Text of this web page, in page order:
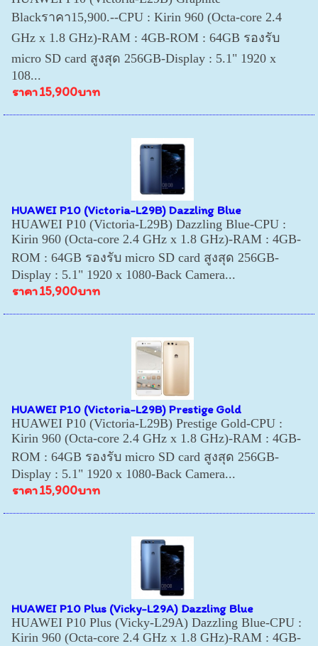
Blackราคา15,900.--CPU : Kirin 960 (Octa-core 2.4
GHz x 1.8 GHz)-RAM : 4GB-ROM : 64GB รองรับ
micro SD card สูงสุด 256GB-Display : 5.1" 1920 x
108...
ราคา15,900บาท
HUAWEI P10 (Victoria-L29B) Dazzling Blue
HUAWEI P10 (Victoria-L29B) Dazzling Blue-CPU :
Kirin 960 (Octa-core 2.4 GHz x 1.8 GHz)-RAM : 4GB-
ROM : 64GB รองรับ micro SD card สูงสุด 256GB-
Display : 5.1" 1920 x 1080-Back Camera...
ราคา15,900บาท
HUAWEI P10 (Victoria-L29B) Prestige Gold
HUAWEI P10 (Victoria-L29B) Prestige Gold-CPU :
Kirin 960 (Octa-core 2.4 GHz x 1.8 GHz)-RAM : 4GB-
ROM : 64GB รองรับ micro SD card สูงสุด 256GB-
Display : 5.1" 1920 x 1080-Back Camera...
ราคา15,900บาท
HUAWEI P10 Plus (Vicky-L29A) Dazzling Blue
HUAWEI P10 Plus (Vicky-L29A) Dazzling Blue-CPU :
Kirin 960 (Octa-core 2.4 GHz x 1.8 GHz)-RAM : 4GB-